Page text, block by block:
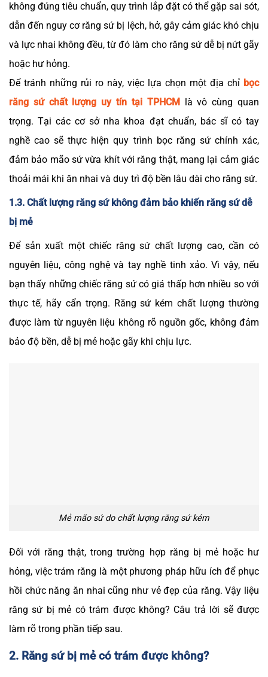
không đúng tiêu chuẩn, quy trình lắp đặt có thể gặp sai sót,
dẫn đến nguy cơ răng sứ bị lệch, hở, gây cảm giác khó chịu
và lực nhai không đều, từ đó làm cho răng sứ dễ bị nứt gãy
hoặc hư hỏng.
Để tránh những rủi ro này, việc lựa chọn một địa chỉ bọc
răng sứ chất lượng uy tín tại TPHCMlà vô cùng quan
trọng. Tại các cơ sở nha khoa đạt chuẩn, bác sĩ có tay
nghề cao sẽ thực hiện quy trình bọc răng sứ chính xác,
đảm bảo mão sứ vừa khít với răng thật, mang lại cảm giác
thoải mái khi ăn nhai và duy trì độ bền lâu dài cho răng sứ.
1.3. Chất lượng răng sứ không đảm bảo khiến răng sứ dễ
bị mẻ
Để sản xuất một chiếc răng sứ chất lượng cao, cần có
nguyên liệu, công nghệ và tay nghề tinh xảo. Vì vậy, nếu
bạn thấy những chiếc răng sứ có giá thấp hơn nhiều so với
thực tế, hãy cẩn trọng. Răng sứ kém chất lượng thường
được làm từ nguyên liệu không rõ nguồn gốc, không đảm
bảo độ bền, dễ bị mẻ hoặc gãy khi chịu lực.
Mẻ mão sứ do chất lượng răng sứ kém
Đối với răng thật, trong trường hợp răng bị mẻ hoặc hư
hỏng, việc trám răng là một phương pháp hữu ích để phục
hồi chức năng ăn nhai cũng như vẻ đẹp của răng. Vậy liệu
răng sứ bị mẻ có trám được không? Câu trả lời sẽ được
làm rõ trong phần tiếp sau.
2. Răng sứ bị mẻ có trám được không?